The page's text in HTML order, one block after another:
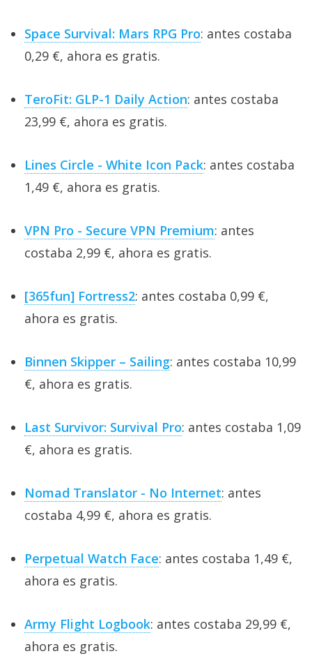
Space Survival: Mars RPG Pro: antes costaba
0,29 €, ahora es gratis.
TeroFit: GLP-1 Daily Action: antes costaba
23,99 €, ahora es gratis.
Lines Circle - White Icon Pack: antes costaba
1,49 €, ahora es gratis.
VPN Pro - Secure VPN Premium: antes
costaba 2,99 €, ahora es gratis.
[365fun] Fortress2: antes costaba 0,99 €,
ahora es gratis.
Binnen Skipper – Sailing: antes costaba 10,99
€, ahora es gratis.
Last Survivor: Survival Pro: antes costaba 1,09
€, ahora es gratis.
Nomad Translator - No Internet: antes
costaba 4,99 €, ahora es gratis.
Perpetual Watch Face: antes costaba 1,49 €,
ahora es gratis.
Army Flight Logbook: antes costaba 29,99 €,
ahora es gratis.